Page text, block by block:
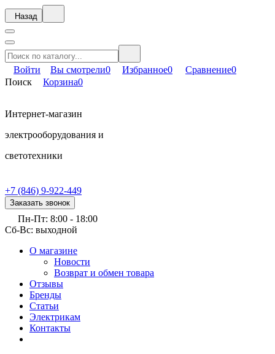
Назад
Войти Вы смотрели0 Избранное0 Сравнение0
Поиск
Корзина0
Интернет-магазин
электрооборудования и
светотехники
+7 (846) 9-922-449
Заказать звонок
Пн-Пт: 8:00 - 18:00
Сб-Вс: выходной
О магазине
Новости
Возврат и обмен товара
Отзывы
Бренды
Статьи
Электрикам
Контакты